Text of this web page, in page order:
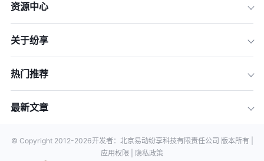
资源中心
关于纷享
热门推荐
最新文章
© Copyright 2012-2026开发者：北京易动纷享科技有限责任公司 版本所有 |
应用权限 |
隐私政策